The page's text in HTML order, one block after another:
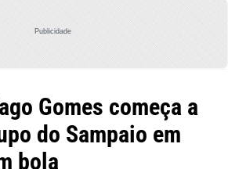
Publicidade
Gomes começa a
do Sampaio em
bola